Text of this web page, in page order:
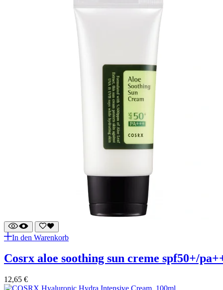
In den Warenkorb
cosrx aloe soothing sun creme spf50+/
12,65 €